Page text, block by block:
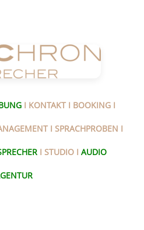
I KONTAKT I BOOKING I
I SPRACHPROBEN I
I STUDIO I AUDIO